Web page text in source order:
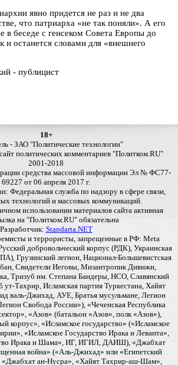
явно придется не раз и не два
что патриарха «не так поняли». А его
в беседе с генсеком Совета Европы до
и останется словами для «внешнего
- публицист
18+
- ЗАО "Политические технологии"
политических комментариев "Политком.RU"
2001-2018
средства массовой информации Эл № ФС77-
69227 от 06 апреля 2017 г.
Федеральная служба по надзору в сфере связи,
технологий и массовых коммуникаций.
использовании материалов сайта активная
на "Политком.RU" обязательна
Разработчик: Standarta.NET
и террористы, запрещенные в РФ: Meta
добровольческий корпус (РДК), Украинская
Грузинский легион, Национал-Большевистская
Свидетели Иеговы, Мизантропик Дивижн,
Тризуб им. Степана Бандеры, НСО, Славянский
Тахрир, Исламская партия Туркестана, Хайят
валь-Джихад, АУЕ, Братья мусульмане, Легион
Свобода России»), «Чеченская Республика
«Азов» (батальон «Азов», полк «Азов»),
корпус», «Исламское государство» («Исламское
«Исламское Государство Ирака и Леванта»,
Ирака и Шама», ИГ, ИГИЛ, ДАИШ), «Джабхат
война» («Аль-Джихад» или «Египетский
«Джабхат ан-Нусра», «Хайят Тахрир-аш-Шам»,